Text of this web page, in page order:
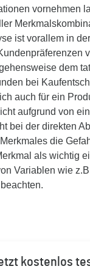
vornehmen
ist vorallem in
dem
bei
auch für ein
aufgrund von
bei der direkten
die
als wichtig
Variablen wie
kostenlos